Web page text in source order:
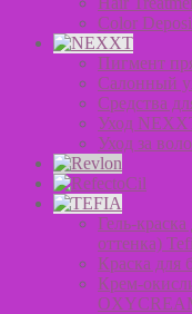
Color
Пигмент
Салонный
Средства
Уход
Уход за
Гель-
оттенка)
Краска для
Крем-